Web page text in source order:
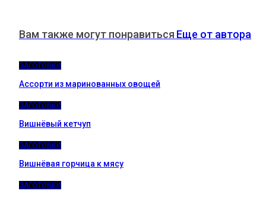
Вам также могут понравиться Еще от автора
ЗАГОТОВКИ
Ассорти из маринованных овощей
ЗАГОТОВКИ
Вишнёвый кетчуп
ЗАГОТОВКИ
Вишнёвая горчица к мясу
ЗАГОТОВКИ